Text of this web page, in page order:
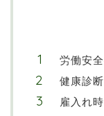
労働安
健康診
雇入れ